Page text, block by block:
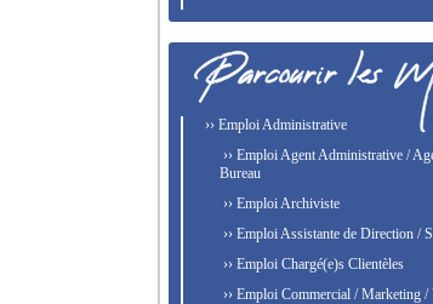
›› Emploi Administrative
›› Emploi Agent Administrative /
Bureau
›› Emploi Archiviste
›› Emploi Assistante de Direction /
›› Emploi Chargé(e)s Clientèles
›› Emploi Commercial / Marketing /